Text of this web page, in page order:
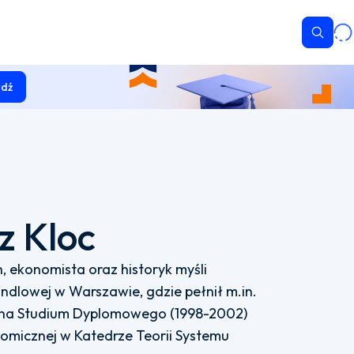
Kloc
ekonomista oraz historyk myśli
w Warszawie, gdzie pełnił m.in.
Studium Dyplomowego (1998-2002)
w Katedrze Teorii Systemu